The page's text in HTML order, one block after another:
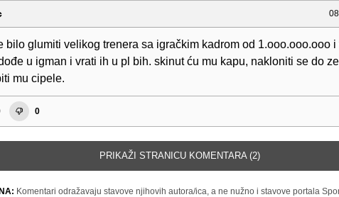
bilo glumiti velikog trenera sa igračkim kadrom od 1.ooo.ooo.ooo i
u igman i vrati ih u pl bih. skinut ću mu kapu, nakloniti se do
mu cipele.
0
PRIKAŽI STRANICU KOMENTARA (2)
Komentari odražavaju stavove njihovih autora/ica, a ne nužno i stavove portala